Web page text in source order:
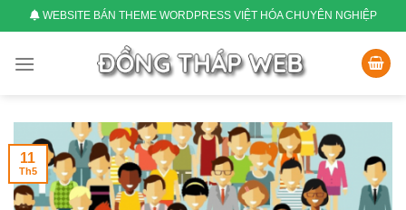
to
content
WEBSITE BÁN THEME WORDPRESS VIỆT HÓA CHUYÊN NGHIỆP
11
Th5